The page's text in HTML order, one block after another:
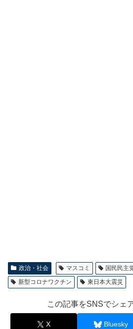
政治・社会 マスコミ 国民民主
新型コロナワクチン
東日本大震災
この記事をSNSでシェ
X Bluesky